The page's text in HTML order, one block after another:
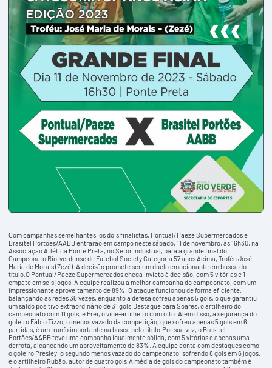
Com campanhas semelhantes, os dois finalistas, Pontual/Paeze Supermercados e
Brasitel Portões/AABB entrarão em campo neste sábado, 11 de novembro, às 16h30, na
Associação Atlética Ponte Preta, no Setor Industrial, para a grande final do
Campeonato Rio-verdense de Futebol Society Categoria 57 anos Acima, Troféu José
Maria de Morais (Zezé). A decisão promete ser um duelo emocionante em busca do
título.O Pontual/Paeze Supermercados chega invicto à decisão, com 5 vitórias e 1
empate em seis jogos. A equipe realizou a melhor campanha do campeonato, com um
impressionante aproveitamento de 89%. O ataque funcionou de forma eficiente,
balançando as redes 36 vezes, enquanto a defesa sofreu apenas 5 gols, o que garantiu
um saldo positivo extraordinário de 31 gols.Destaque para Soares, o artilheiro do
campeonato com 11 gols, e Frei, o vice-artilheiro com oito. Além disso, a segurança do
goleiro Fábio Tizzo, o menos vazado da competição, que sofreu apenas 5 gols em 6
partidas, é um trunfo importante na busca pelo título.Por sua vez, o Brasitel
Portões/AABB teve uma campanha igualmente sólida, com 5 vitórias e apenas uma
derrota, alcançando um aproveitamento de 83%. A equipe conta com destaques como
o goleiro Presley, o segundo menos vazado do campeonato, sofrendo 8 gols em 6 jogos,
e o artilheiro Rubão, autor de quatro gols.A média de gols do campeonato também é